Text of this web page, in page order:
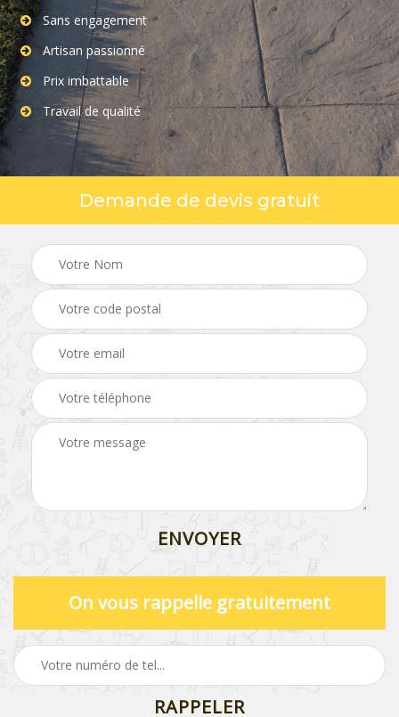
Sans engagement
Artisan passionné
Prix imbattable
Travail de qualité
Demande de devis gratuit
On vous rappelle gratuitement